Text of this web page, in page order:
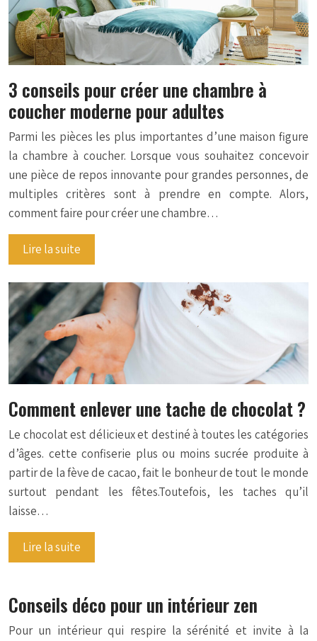
3 conseils pour créer une chambre à
coucher moderne pour adultes
Parmi les pièces les plus importantes d’une maison figure
la chambre à coucher. Lorsque vous souhaitez concevoir
une pièce de repos innovante pour grandes personnes, de
multiples critères sont à prendre en compte. Alors,
comment faire pour créer une chambre…
Lire la suite
Comment enlever une tache de chocolat ?
Le chocolat est délicieux et destiné à toutes les catégories
d’âges. cette confiserie plus ou moins sucrée produite à
partir de la fève de cacao, fait le bonheur de tout le monde
surtout pendant les fêtes.Toutefois, les taches qu’il
laisse…
Lire la suite
Conseils déco pour un intérieur zen
Pour un intérieur qui respire la sérénité et invite à la